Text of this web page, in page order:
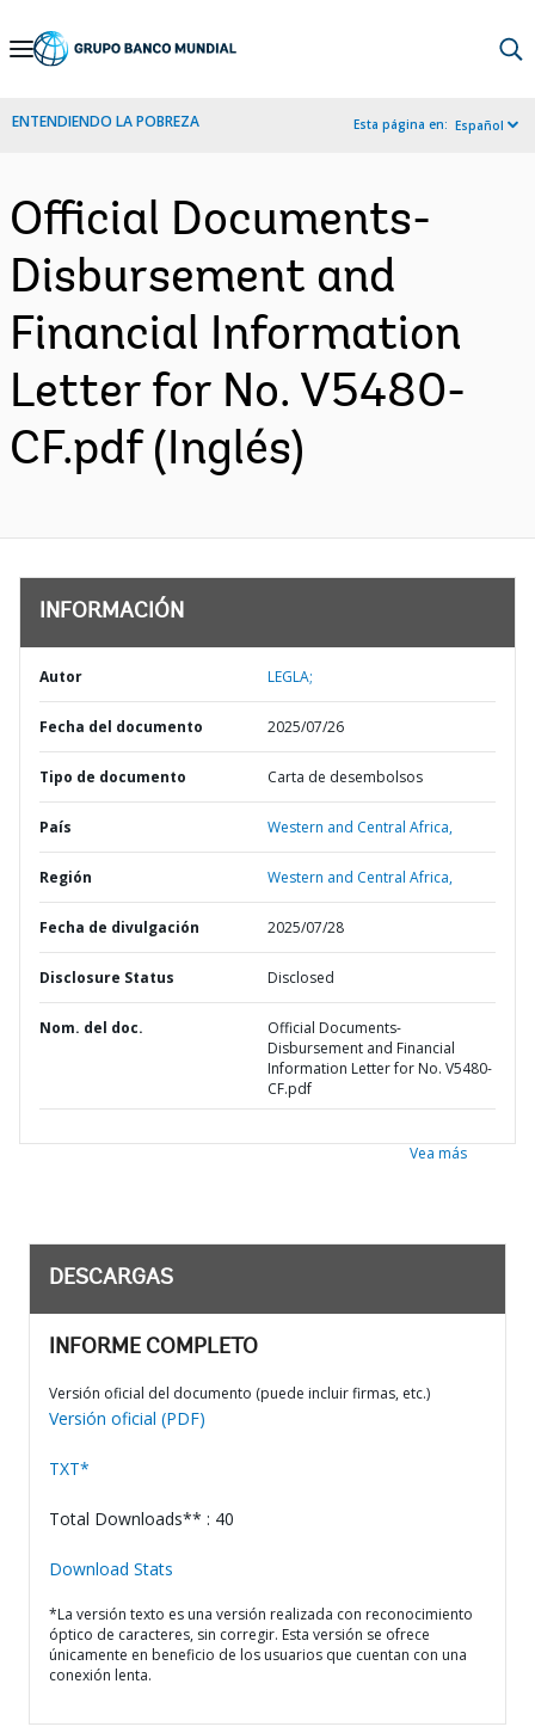
Skip
Navigation
ENTENDIENDO LA POBREZA Esta página en: Español
Official Documents-
Disbursement and
Financial Information
Letter for No. V5480-
CF.pdf (Inglés)
INFORMACIÓN
Autor LEGLA;
Fecha del documento 2025/07/26
Tipo de documento Carta de desembolsos
País Western and Central Africa,
Región Western and Central Africa,
Fecha de divulgación 2025/07/28
Disclosure Status Disclosed
Nom. del doc.
Official Documents-
Disbursement and Financial
Information Letter for No. V5480-
CF.pdf
Vea más
DESCARGAS
INFORME COMPLETO
Versión oficial del documento (puede incluir firmas, etc.)
Versión oficial (PDF)
TXT*
Total Downloads** : 40
Download Stats
*La versión texto es una versión realizada con reconocimiento
óptico de caracteres, sin corregir. Esta versión se ofrece
únicamente en beneficio de los usuarios que cuentan con una
conexión lenta.